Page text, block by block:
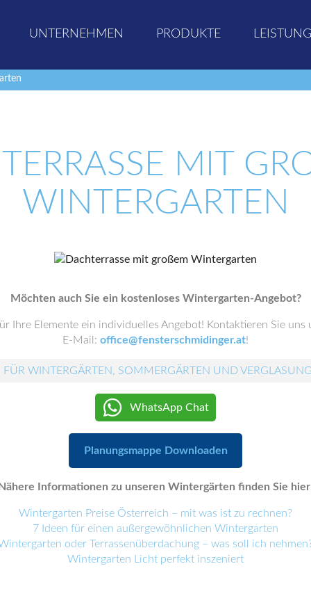
UNTERNEHMEN PRODUKTE
MIT
INTERGARTEN
Möchten auch Sie ein kostenloses Wintergarten-Angebot?
Ihre Elemente ein individuelles Angebot! Kontaktieren Sie uns
E-Mail: office@fensterschmidinger.at!
WINTERGÄRTEN, SOMMERGÄRTEN UND
WhatsApp Chat
Planungsmappe Downloaden
Informationen zu unseren Wintergärten finden Sie
Wintergarten Preise Österreich – mit was ist zu rechnen?
7 Ideen für einen außergewöhnlichen Wintergarten
oder Terrassenüberdachung – was soll ich
Wintergarten Licht perfekt inszeniert